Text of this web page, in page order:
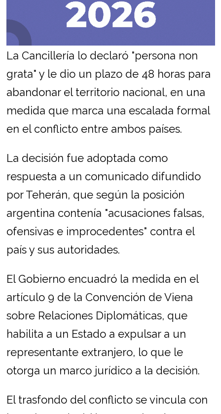
La Cancillería lo declaró "persona non
grata" y le dio un plazo de 48 horas para
abandonar el territorio nacional, en una
medida que marca una escalada formal
en el conflicto entre ambos países.
La decisión fue adoptada como
respuesta a un comunicado difundido
por Teherán, que según la posición
argentina contenía "acusaciones falsas,
ofensivas e improcedentes" contra el
país y sus autoridades.
El Gobierno encuadró la medida en el
artículo 9 de la Convención de Viena
sobre Relaciones Diplomáticas, que
habilita a un Estado a expulsar a un
representante extranjero, lo que le
otorga un marco jurídico a la decisión.
El trasfondo del conflicto se vincula con